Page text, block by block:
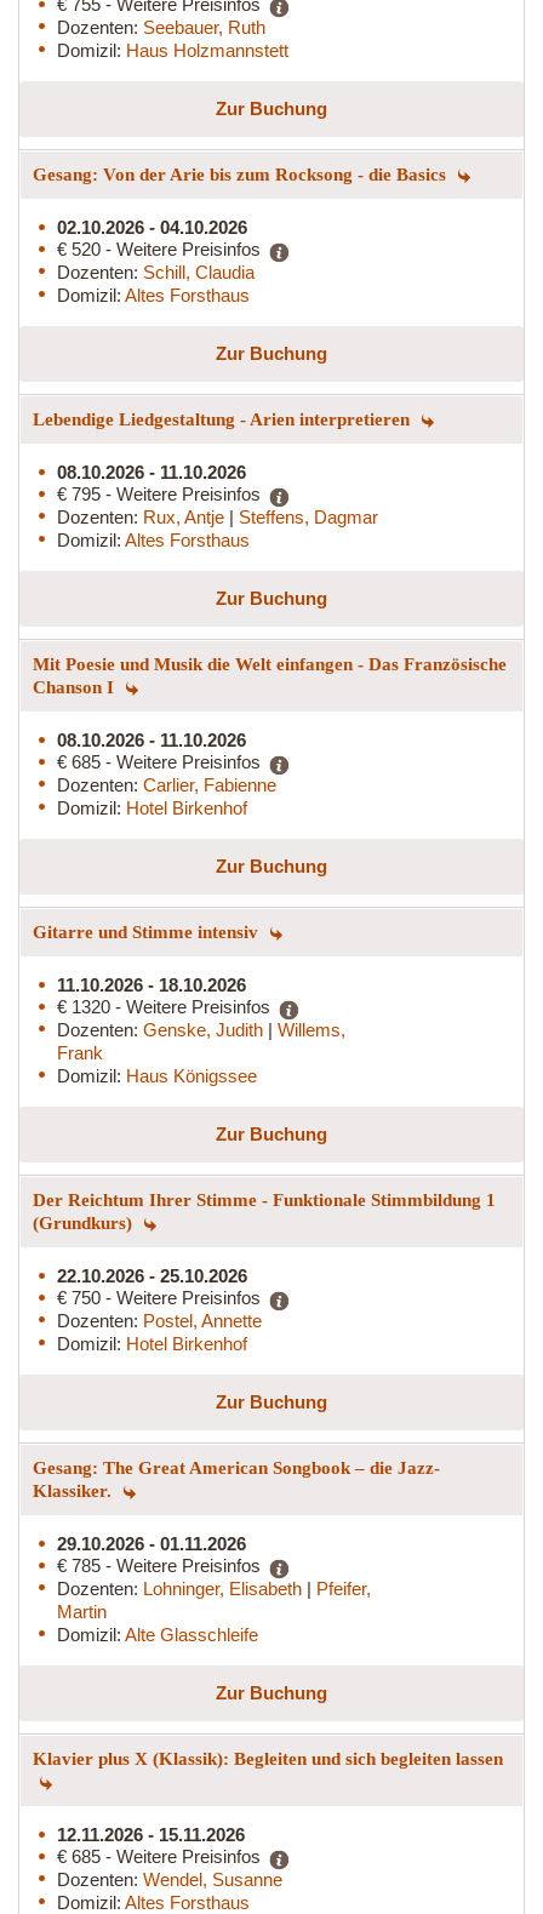
Dozenten: Seebauer, Ruth
Domizil: Haus Holzmannstett
Zur Buchung
Gesang: Von der Arie bis zum Rocksong - die Basics
02.10.2026 - 04.10.2026
€ 520 - Weitere Preisinfos
Dozenten: Schill, Claudia
Domizil: Altes Forsthaus
Zur Buchung
Lebendige Liedgestaltung - Arien interpretieren
08.10.2026 - 11.10.2026
€ 795 - Weitere Preisinfos
Dozenten: Rux, Antje | Steffens, Dagmar
Domizil: Altes Forsthaus
Zur Buchung
Mit Poesie und Musik die Welt einfangen - Das Französische
Chanson I
08.10.2026 - 11.10.2026
€ 685 - Weitere Preisinfos
Dozenten: Carlier, Fabienne
Domizil: Hotel Birkenhof
Zur Buchung
Gitarre und Stimme intensiv
11.10.2026 - 18.10.2026
€ 1320 - Weitere Preisinfos
Dozenten: Genske, Judith | Willems,
Frank
Domizil: Haus Königssee
Zur Buchung
Der Reichtum Ihrer Stimme - Funktionale Stimmbildung 1
(Grundkurs)
22.10.2026 - 25.10.2026
€ 750 - Weitere Preisinfos
Dozenten: Postel, Annette
Domizil: Hotel Birkenhof
Zur Buchung
Gesang: The Great American Songbook – die Jazz-
Klassiker.
29.10.2026 - 01.11.2026
€ 785 - Weitere Preisinfos
Dozenten: Lohninger, Elisabeth | Pfeifer,
Martin
Domizil: Alte Glasschleife
Zur Buchung
Klavier plus X (Klassik): Begleiten und sich begleiten lassen
12.11.2026 - 15.11.2026
€ 685 - Weitere Preisinfos
Dozenten: Wendel, Susanne
Domizil: Altes Forsthaus